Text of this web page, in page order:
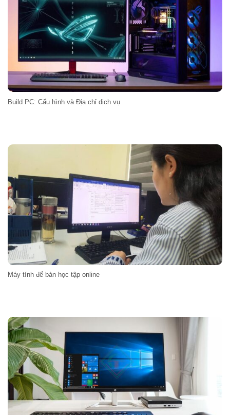
Build PC: Cấu hình và Địa chỉ dịch vụ
Máy tính để bàn học tập online